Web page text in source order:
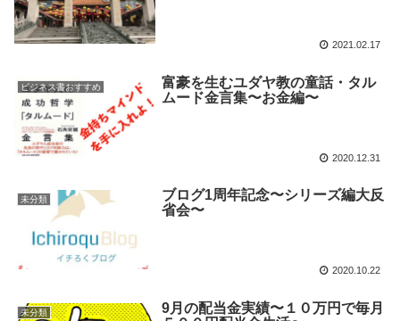
2021.02.17
ビジネス書おすすめ
富豪を生むユダヤ教の童話・タル
ムード金言集〜お金編〜
2020.12.31
未分類
ブログ1周年記念〜シリーズ編大反
省会〜
2020.10.22
未分類
9月の配当金実績〜１０万円で毎月